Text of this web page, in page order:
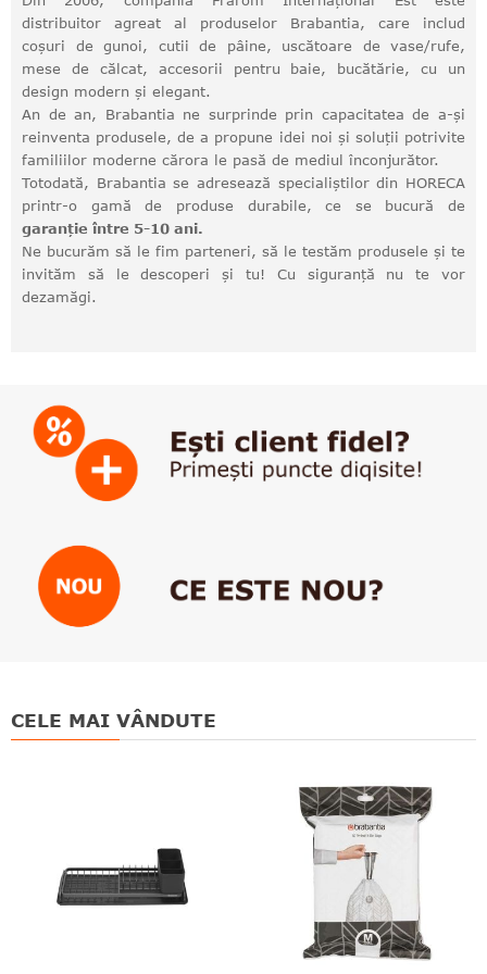
distribuitor agreat al produselor Brabantia, care includ
coșuri de gunoi, cutii de pâine, uscătoare de vase/rufe,
mese de călcat, accesorii pentru baie, bucătărie, cu un
design modern și elegant.
An de an, Brabantia ne surprinde prin capacitatea de a-și
reinventa produsele, de a propune idei noi și soluții potrivite
familiilor moderne cărora le pasă de mediul înconjurător.
Totodată, Brabantia se adresează specialiștilor din HORECA
printr-o gamă de produse durabile, ce se bucură de
garanție între 5-10 ani.
Ne bucurăm să le fim parteneri, să le testăm produsele și te
invităm să le descoperi și tu! Cu siguranță nu te vor
dezamăgi.
CELE MAI VÂNDUTE